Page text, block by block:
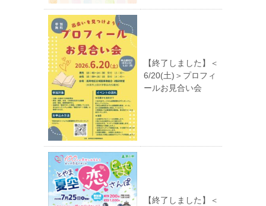
【終了しました】＜
6/20(土)＞プロフィ
ールお見合い会
【終了しました】＜